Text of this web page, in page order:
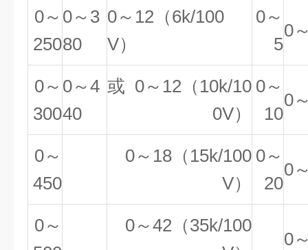
0～
250
0～3
80
0～12（6k/100
V）
0～
5
0
0～
300
0～4
40
或 0～12（10k/10
0V）
0～
10
0
0～
450
0～ 18 （15k/100
V）
0～
20
0
0～
0～42 （35k/100
0